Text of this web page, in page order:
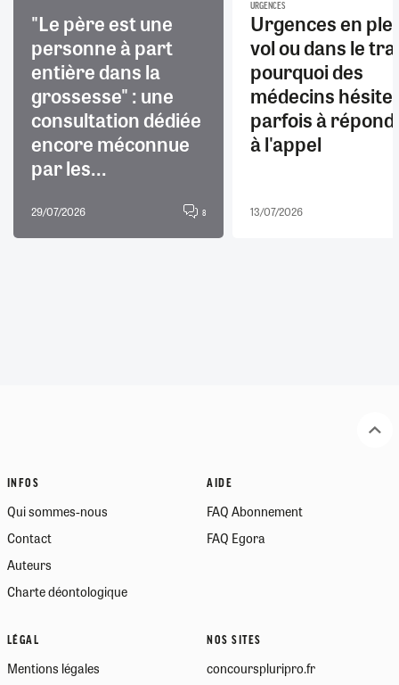
"Le père est une
personne à part
entière dans la
grossesse" : une
consultation dédiée
encore méconnue
par les...
29/07/2026 8
URGENCES
Urgences en
vol ou dans le
pourquoi des
médecins
parfois à
à l'appel
13/07/2026
INFOS
Qui sommes-nous
Contact
Auteurs
Charte déontologique
AIDE
FAQ Abonnement
FAQ Egora
LÉGAL
Mentions légales
NOS SITES
concourspluripro.fr